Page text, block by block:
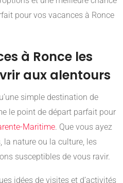
pour vos vacances à Ronce
à Ronce les
aux alentours
simple destination de
le point de départ parfait pour
Maritime. Que vous ayez
la nature ou la culture, les
susceptibles de vous ravir.
idées de visites et d’activités